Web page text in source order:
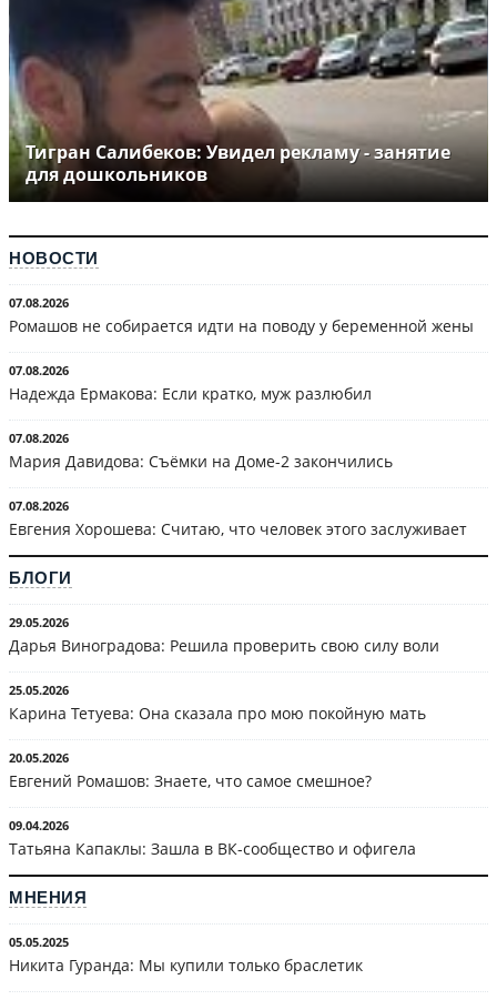
Тигран Салибеков: Увидел рекламу - занятие
для дошкольников
НОВОСТИ
07.08.2026
Ромашов не собирается идти на поводу у беременной жены
07.08.2026
Надежда Ермакова: Если кратко, муж разлюбил
07.08.2026
Мария Давидова: Съёмки на Доме-2 закончились
07.08.2026
Евгения Хорошева: Считаю, что человек этого заслуживает
БЛОГИ
29.05.2026
Дарья Виноградова: Решила проверить свою силу воли
25.05.2026
Карина Тетуева: Она сказала про мою покойную мать
20.05.2026
Евгений Ромашов: Знаете, что самое смешное?
09.04.2026
Татьяна Капаклы: Зашла в ВК-сообщество и офигела
МНЕНИЯ
05.05.2025
Никита Гуранда: Мы купили только браслетик